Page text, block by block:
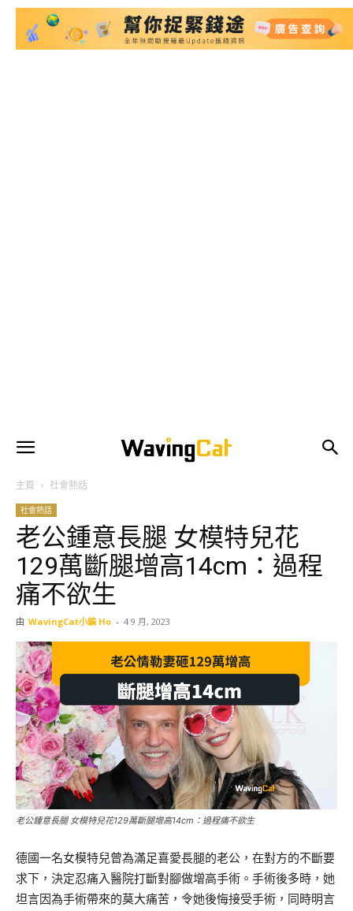
主頁 社會熱話
社會熱話
老公鍾意長腿 女模特兒花
129萬斷腿增高14cm：過程
痛不欲生
由 WavingCat小編 Ho - 4 9 月, 2023
老公鍾意長腿 女模特兒花129萬斷腿增高14cm：過程痛不欲生
德國一名女模特兒曾為滿足喜愛長腿的老公，在對方的不斷要
求下，決定忍痛入醫院打斷對腳做增高手術。手術後多時，她
坦言因為手術帶來的莫大痛苦，令她後悔接受手術，同時明言